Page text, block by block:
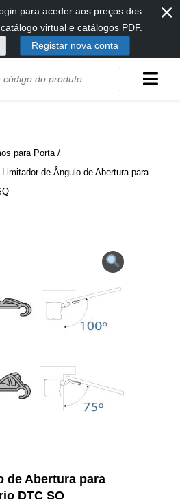
para aceder aos preços dos
virtual e catálogos PDF.
Registar nova conta
⨯
para Porta /
de Ângulo de Abertura para
de Abertura para
DTC SQ